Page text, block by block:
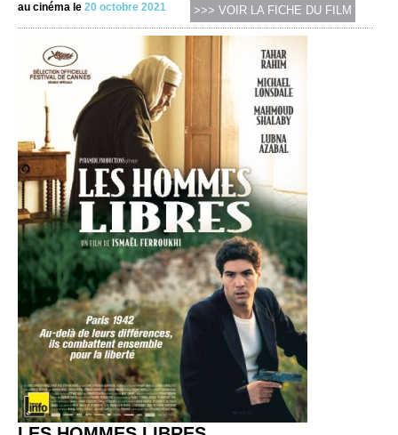
au cinéma le 20 octobre 2021 >>> VOIR LA FICHE DU FILM